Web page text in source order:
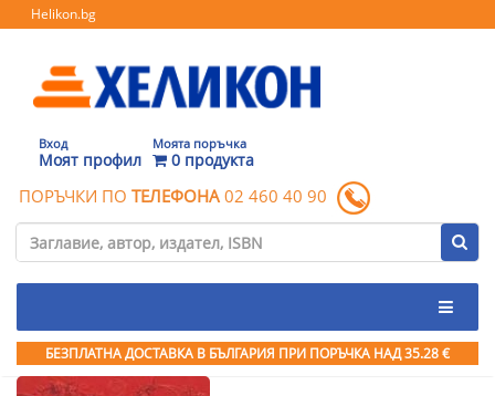
Helikon.bg
Вход
Моят профил
Моята поръчка
0 продукта
ПОРЪЧКИ ПО ТЕЛЕФОНА 02 460 40 90
БЕЗПЛАТНА ДОСТАВКА В БЪЛГАРИЯ ПРИ ПОРЪЧКА НАД 35.28 €